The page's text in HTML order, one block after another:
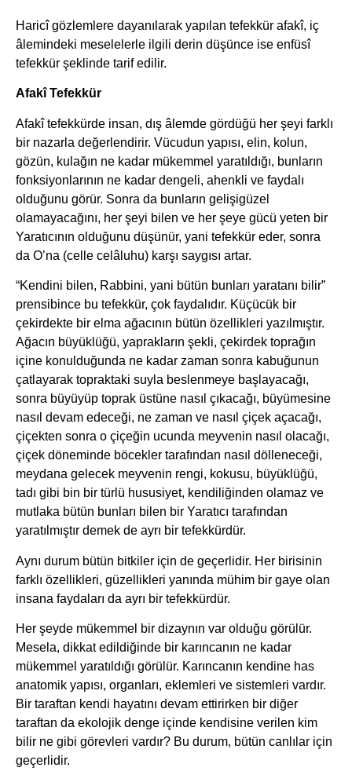
Haricî gözlemlere dayanılarak yapılan tefekkür afakî, iç
âlemindeki meselelerle ilgili derin düşünce ise enfüsî
tefekkür şeklinde tarif edilir.
Afakî Tefekkür
Afakî tefekkürde insan, dış âlemde gördüğü her şeyi farklı
bir nazarla değerlendirir. Vücudun yapısı, elin, kolun,
gözün, kulağın ne kadar mükemmel yaratıldığı, bunların
fonksiyonlarının ne kadar dengeli, ahenkli ve faydalı
olduğunu görür. Sonra da bunların gelişigüzel
olamayacağını, her şeyi bilen ve her şeye gücü yeten bir
Yaratıcının olduğunu düşünür, yani tefekkür eder, sonra
da O’na (celle celâluhu) karşı saygısı artar.
“Kendini bilen, Rabbini, yani bütün bunları yaratanı bilir”
prensibince bu tefekkür, çok faydalıdır. Küçücük bir
çekirdekte bir elma ağacının bütün özellikleri yazılmıştır.
Ağacın büyüklüğü, yaprakların şekli, çekirdek toprağın
içine konulduğunda ne kadar zaman sonra kabuğunun
çatlayarak topraktaki suyla beslenmeye başlayacağı,
sonra büyüyüp toprak üstüne nasıl çıkacağı, büyümesine
nasıl devam edeceği, ne zaman ve nasıl çiçek açacağı,
çiçekten sonra o çiçeğin ucunda meyvenin nasıl olacağı,
çiçek döneminde böcekler tarafından nasıl dölleneceği,
meydana gelecek meyvenin rengi, kokusu, büyüklüğü,
tadı gibi bin bir türlü hususiyet, kendiliğinden olamaz ve
mutlaka bütün bunları bilen bir Yaratıcı tarafından
yaratılmıştır demek de ayrı bir tefekkürdür.
Aynı durum bütün bitkiler için de geçerlidir. Her birisinin
farklı özellikleri, güzellikleri yanında mühim bir gaye olan
insana faydaları da ayrı bir tefekkürdür.
Her şeyde mükemmel bir dizaynın var olduğu görülür.
Mesela, dikkat edildiğinde bir karıncanın ne kadar
mükemmel yaratıldığı görülür. Karıncanın kendine has
anatomik yapısı, organları, eklemleri ve sistemleri vardır.
Bir taraftan kendi hayatını devam ettirirken bir diğer
taraftan da ekolojik denge içinde kendisine verilen kim
bilir ne gibi görevleri vardır? Bu durum, bütün canlılar için
geçerlidir.